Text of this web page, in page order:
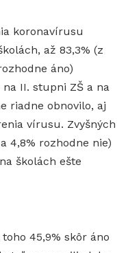
koronavírusu
až 83,3% (z
áno)
II. stupni ZŠ a na
riadne obnovilo, aj
vírusu. Zvyšných
4,8% rozhodne nie)
školách ešte
45,9% skôr áno